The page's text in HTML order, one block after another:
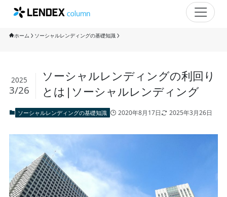
ホーム ソーシャルレンディングの基礎知識
ソーシャルレンディングの利回り
とは|ソーシャルレンディング
2025
3/26
ソーシャルレンディングの基礎知識 2020年8月17日 2025年3月26日